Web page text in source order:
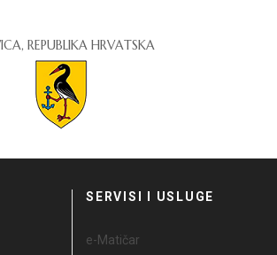
REPUBLIKA HRVATSKA
SERVISI I USLUGE
e-Matičar